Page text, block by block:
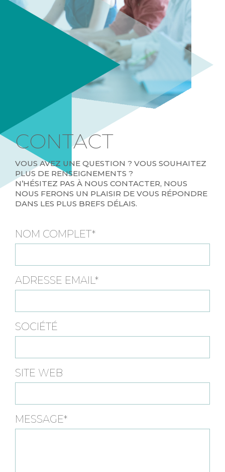
CONTACT
VOUS AVEZ UNE QUESTION ? VOUS SOUHAITEZ
PLUS DE RENSEIGNEMENTS ?
N’HÉSITEZ PAS À NOUS CONTACTER, NOUS
NOUS FERONS UN PLAISIR DE VOUS RÉPONDRE
DANS LES PLUS BREFS DÉLAIS.
NOM COMPLET*
ADRESSE EMAIL*
SOCIÉTÉ
SITE WEB
MESSAGE*